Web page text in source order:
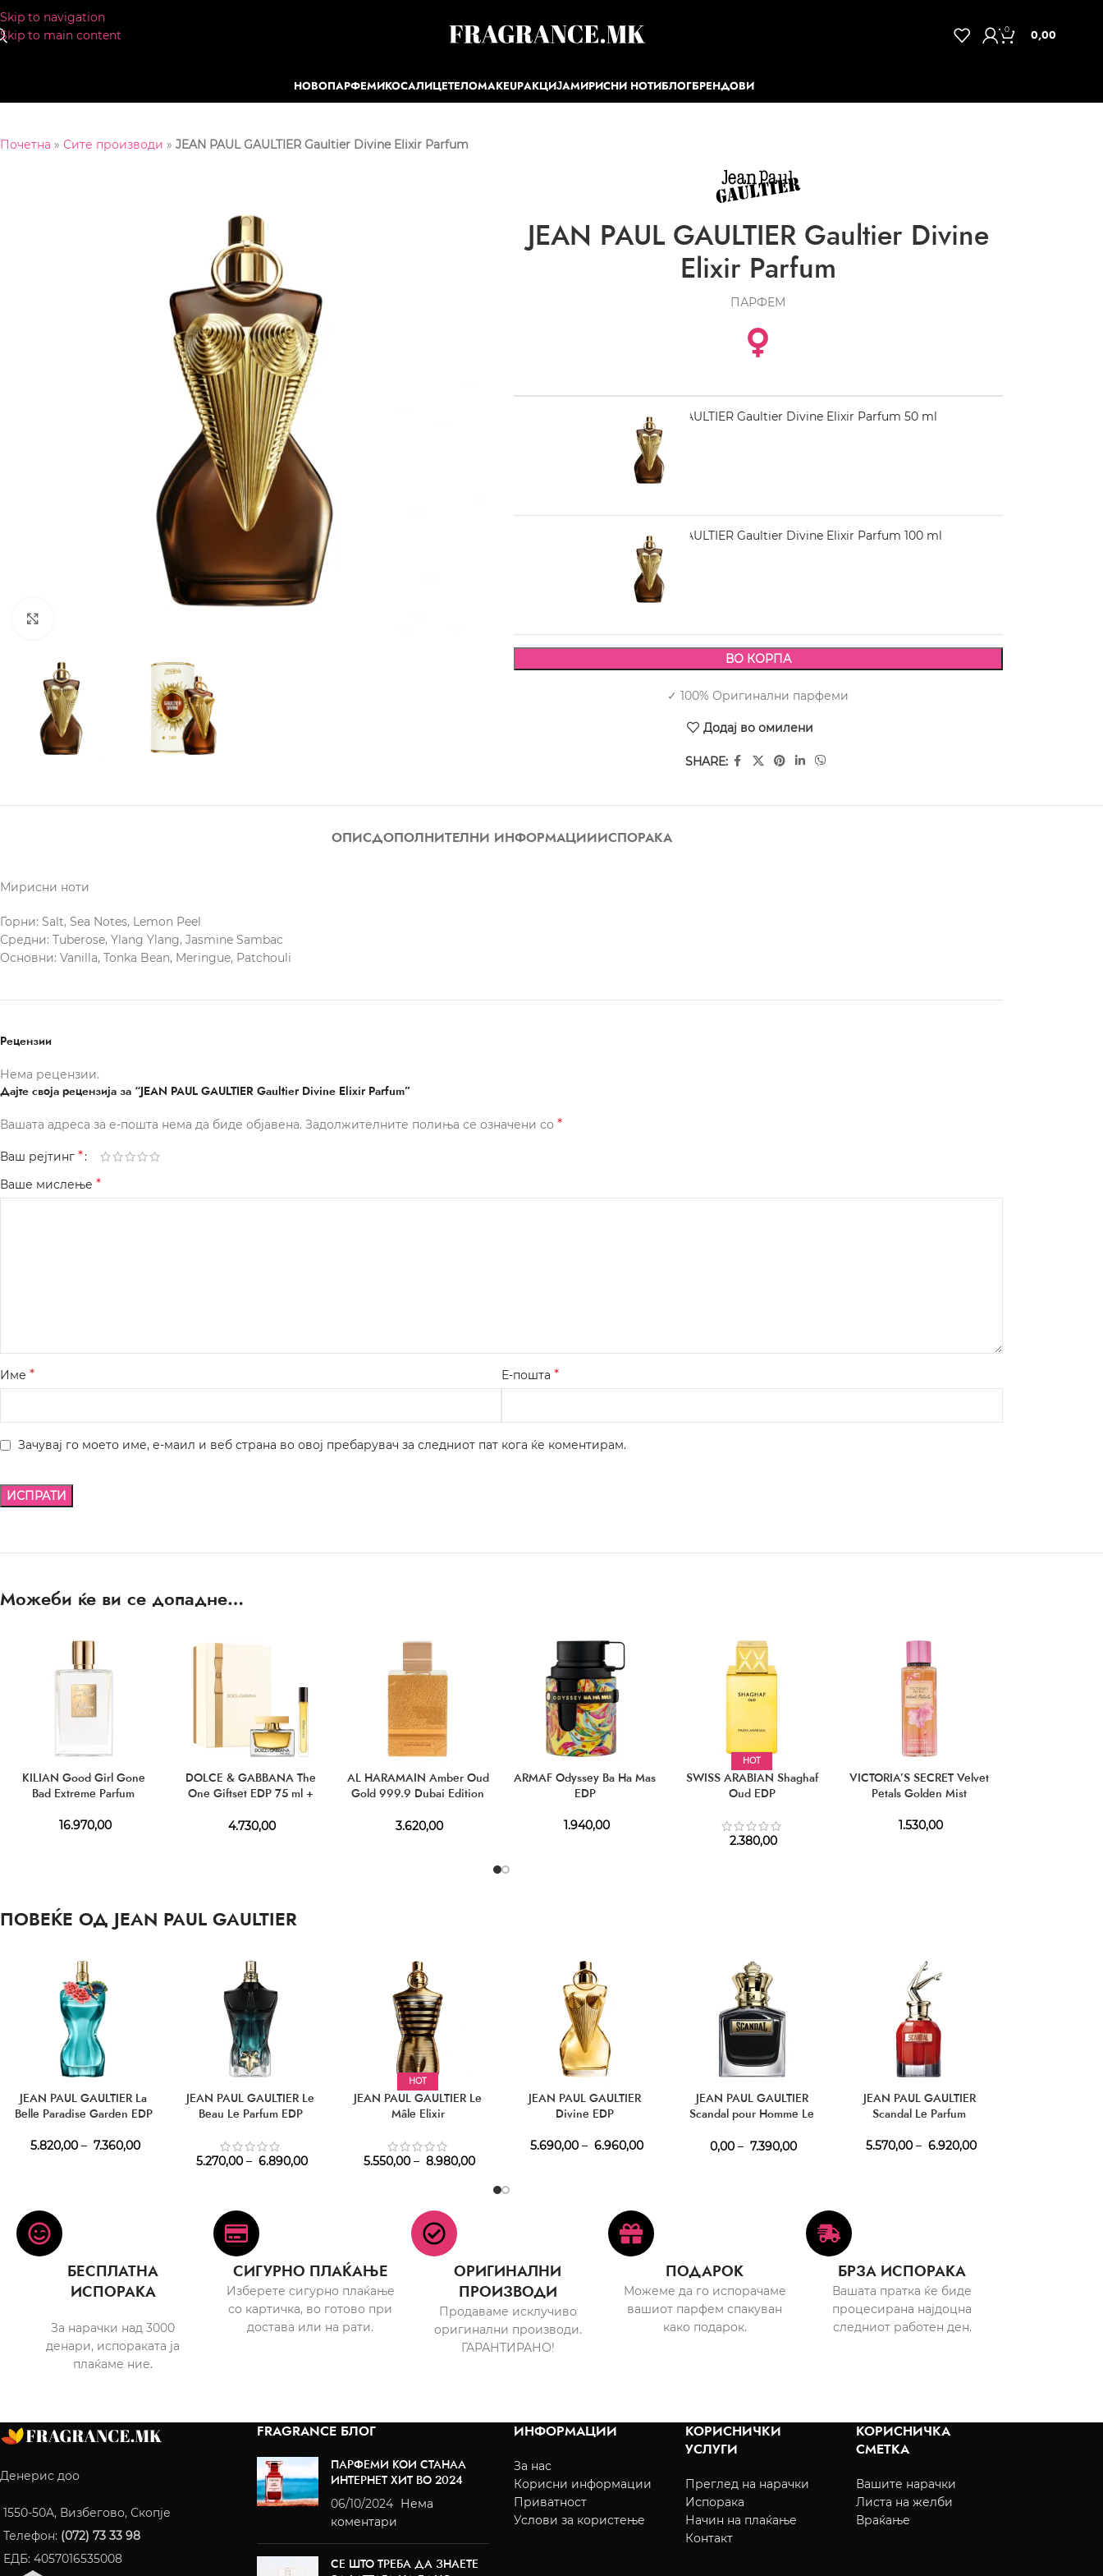
Skip to navigation
Skip to main content
0 0,00
НОВОПАРФЕМИКОСАЛИЦЕТЕЛОMAKEUPАКЦИЈАМИРИСНИ НОТИБЛОГБРЕНДОВИ
Почетна » Сите производи » JEAN PAUL GAULTIER Gaultier Divine Elixir Parfum
JEAN PAUL GAULTIER Gaultier Divine
Elixir Parfum
ПАРФЕМ
JEAN PAUL GAULTIER Gaultier Divine Elixir Parfum 50 ml
5.940,00
JEAN PAUL GAULTIER Gaultier Divine Elixir Parfum 100 ml
7.990,00
ВО КОРПА
✓ 100% Оригинални парфеми
Додај во омилени
SHARE:
ОПИСДОПОЛНИТЕЛНИ ИНФОРМАЦИИИСПОРАКА
Мирисни ноти
Горни: Salt, Sea Notes, Lemon Peel
Средни: Tuberose, Ylang Ylang, Jasmine Sambac
Основни: Vanilla, Tonka Bean, Meringue, Patchouli
Рецензии
Нема рецензии.
Дајте своја рецензија за “JEAN PAUL GAULTIER Gaultier Divine Elixir Parfum”
Вашата адреса за е-пошта нема да биде објавена. Задолжителните полиња се означени со *
Ваш рејтинг *
Ваше мислење *
Име * Е-пошта *
Зачувај го моето име, е-маил и веб страна во овој пребарувач за следниот пат кога ќе коментирам.
Можеби ќе ви се допадне…
KILIAN Good Girl Gone
Bad Extreme Parfum
16.970,00
DOLCE & GABBANA The
One Giftset EDP 75 ml +
4.730,00
AL HARAMAIN Amber Oud
Gold 999.9 Dubai Edition
3.620,00
ARMAF Odyssey Ba Ha Mas
EDP
1.940,00
HOT
SWISS ARABIAN Shaghaf
Oud EDP
2.380,00
VICTORIA’S SECRET Velvet
Petals Golden Mist
1.530,00
ПОВЕЌЕ ОД JEAN PAUL GAULTIER
JEAN PAUL GAULTIER La
Belle Paradise Garden EDP
5.820,00 – 7.360,00
JEAN PAUL GAULTIER Le
Beau Le Parfum EDP
5.270,00 – 6.890,00
HOT
JEAN PAUL GAULTIER Le
Mâle Elixir
5.550,00 – 8.980,00
JEAN PAUL GAULTIER
Divine EDP
5.690,00 – 6.960,00
JEAN PAUL GAULTIER
Scandal pour Homme Le
0,00 – 7.390,00
JEAN PAUL GAULTIER
Scandal Le Parfum
5.570,00 – 6.920,00
БЕСПЛАТНА
ИСПОРАКА
За нарачки над 3000
денари, испораката ја
плаќаме ние.
СИГУРНО ПЛАЌАЊЕ
Изберете сигурно плаќање
со картичка, во готово при
достава или на рати.
ОРИГИНАЛНИ
ПРОИЗВОДИ
Продаваме исклучиво
оригинални производи.
ГАРАНТИРАНО!
ПОДАРОК
Можеме да го испорачаме
вашиот парфем спакуван
како подарок.
БРЗА ИСПОРАКА
Вашата пратка ќе биде
процесирана најдоцна
следниот работен ден.
Денерис доо
1550-50A, Визбегово, Скопје
Телефон: (072) 73 33 98
ЕДБ: 4057016535008
FRAGRANCE БЛОГ
ПАРФЕМИ КОИ СТАНАА
ИНТЕРНЕТ ХИТ ВО 2024
06/10/2024 Нема
коментари
СЕ ШТО ТРЕБА ДА ЗНАЕТЕ
ИНФОРМАЦИИ
За нас
Корисни информации
Приватност
Услови за користење
КОРИСНИЧКИ
УСЛУГИ
Преглед на нарачки
Испорака
Начин на плаќање
Контакт
КОРИСНИЧКА
СМЕТКА
Вашите нарачки
Листа на желби
Враќање